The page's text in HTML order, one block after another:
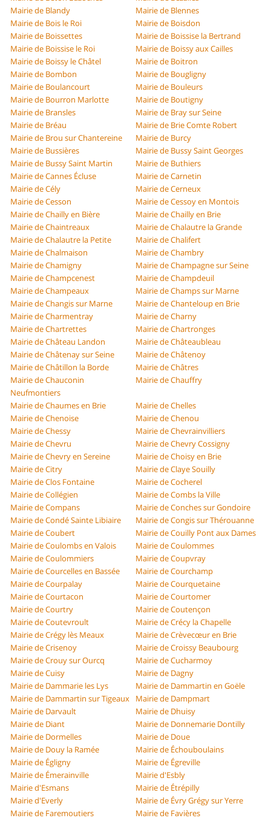
Mairie de Blandy
Mairie de Blennes
Mairie de Bois le Roi
Mairie de Boisdon
Mairie de Boissettes
Mairie de Boissise la Bertrand
Mairie de Boissise le Roi
Mairie de Boissy aux Cailles
Mairie de Boissy le Châtel
Mairie de Boitron
Mairie de Bombon
Mairie de Bougligny
Mairie de Boulancourt
Mairie de Bouleurs
Mairie de Bourron Marlotte
Mairie de Boutigny
Mairie de Bransles
Mairie de Bray sur Seine
Mairie de Bréau
Mairie de Brie Comte Robert
Mairie de Brou sur Chantereine
Mairie de Burcy
Mairie de Bussières
Mairie de Bussy Saint Georges
Mairie de Bussy Saint Martin
Mairie de Buthiers
Mairie de Cannes Écluse
Mairie de Carnetin
Mairie de Cély
Mairie de Cerneux
Mairie de Cesson
Mairie de Cessoy en Montois
Mairie de Chailly en Bière
Mairie de Chailly en Brie
Mairie de Chaintreaux
Mairie de Chalautre la Grande
Mairie de Chalautre la Petite
Mairie de Chalifert
Mairie de Chalmaison
Mairie de Chambry
Mairie de Chamigny
Mairie de Champagne sur Seine
Mairie de Champcenest
Mairie de Champdeuil
Mairie de Champeaux
Mairie de Champs sur Marne
Mairie de Changis sur Marne
Mairie de Chanteloup en Brie
Mairie de Charmentray
Mairie de Charny
Mairie de Chartrettes
Mairie de Chartronges
Mairie de Château Landon
Mairie de Châteaubleau
Mairie de Châtenay sur Seine
Mairie de Châtenoy
Mairie de Châtillon la Borde
Mairie de Châtres
Mairie de Chauconin
Neufmontiers
Mairie de Chauffry
Mairie de Chaumes en Brie
Mairie de Chelles
Mairie de Chenoise
Mairie de Chenou
Mairie de Chessy
Mairie de Chevrainvilliers
Mairie de Chevru
Mairie de Chevry Cossigny
Mairie de Chevry en Sereine
Mairie de Choisy en Brie
Mairie de Citry
Mairie de Claye Souilly
Mairie de Clos Fontaine
Mairie de Cocherel
Mairie de Collégien
Mairie de Combs la Ville
Mairie de Compans
Mairie de Conches sur Gondoire
Mairie de Condé Sainte Libiaire
Mairie de Congis sur Thérouanne
Mairie de Coubert
Mairie de Couilly Pont aux Dames
Mairie de Coulombs en Valois
Mairie de Coulommes
Mairie de Coulommiers
Mairie de Coupvray
Mairie de Courcelles en Bassée
Mairie de Courchamp
Mairie de Courpalay
Mairie de Courquetaine
Mairie de Courtacon
Mairie de Courtomer
Mairie de Courtry
Mairie de Coutençon
Mairie de Coutevroult
Mairie de Crécy la Chapelle
Mairie de Crégy lès Meaux
Mairie de Crèvecœur en Brie
Mairie de Crisenoy
Mairie de Croissy Beaubourg
Mairie de Crouy sur Ourcq
Mairie de Cucharmoy
Mairie de Cuisy
Mairie de Dagny
Mairie de Dammarie les Lys
Mairie de Dammartin en Goële
Mairie de Dammartin sur Tigeaux
Mairie de Dampmart
Mairie de Darvault
Mairie de Dhuisy
Mairie de Diant
Mairie de Donnemarie Dontilly
Mairie de Dormelles
Mairie de Doue
Mairie de Douy la Ramée
Mairie de Échouboulains
Mairie de Égligny
Mairie de Égreville
Mairie de Émerainville
Mairie d'Esbly
Mairie d'Esmans
Mairie de Étrépilly
Mairie d'Everly
Mairie de Évry Grégy sur Yerre
Mairie de Faremoutiers
Mairie de Favières